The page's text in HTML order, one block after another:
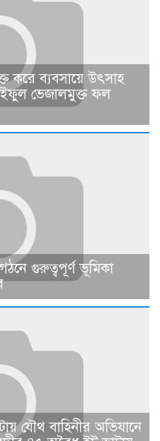
করে ব্যবসায়ে উৎসাহ
ভেজালমুক্ত ফল
গুরুত্বপূর্ণ ভূমিকা
যৌথ বাহিনীর অভিযানে